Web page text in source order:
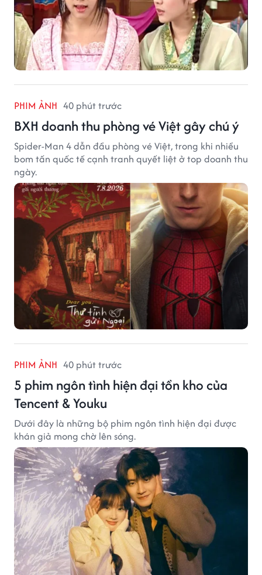
PHIM ẢNH 40 phút trước
BXH doanh thu phòng vé Việt gây chú ý
Spider-Man 4 dẫn đầu phòng vé Việt, trong khi nhiều
bom tấn quốc tế cạnh tranh quyết liệt ở top doanh thu
ngày.
PHIM ẢNH 40 phút trước
5 phim ngôn tình hiện đại tồn kho của
Tencent & Youku
Dưới đây là những bộ phim ngôn tình hiện đại được
khán giả mong chờ lên sóng.